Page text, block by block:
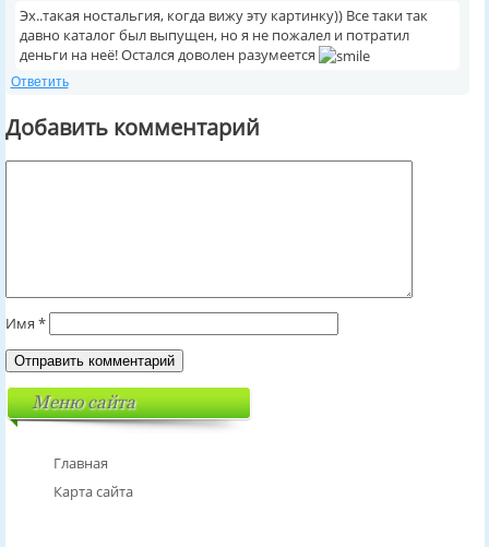
Эх..такая ностальгия, когда вижу эту картинку)) Все таки так
давно каталог был выпущен, но я не пожалел и потратил
деньги на неё! Остался доволен разумеется
Ответить
Добавить комментарий
Имя *
Меню сайта
Главная
Карта сайта